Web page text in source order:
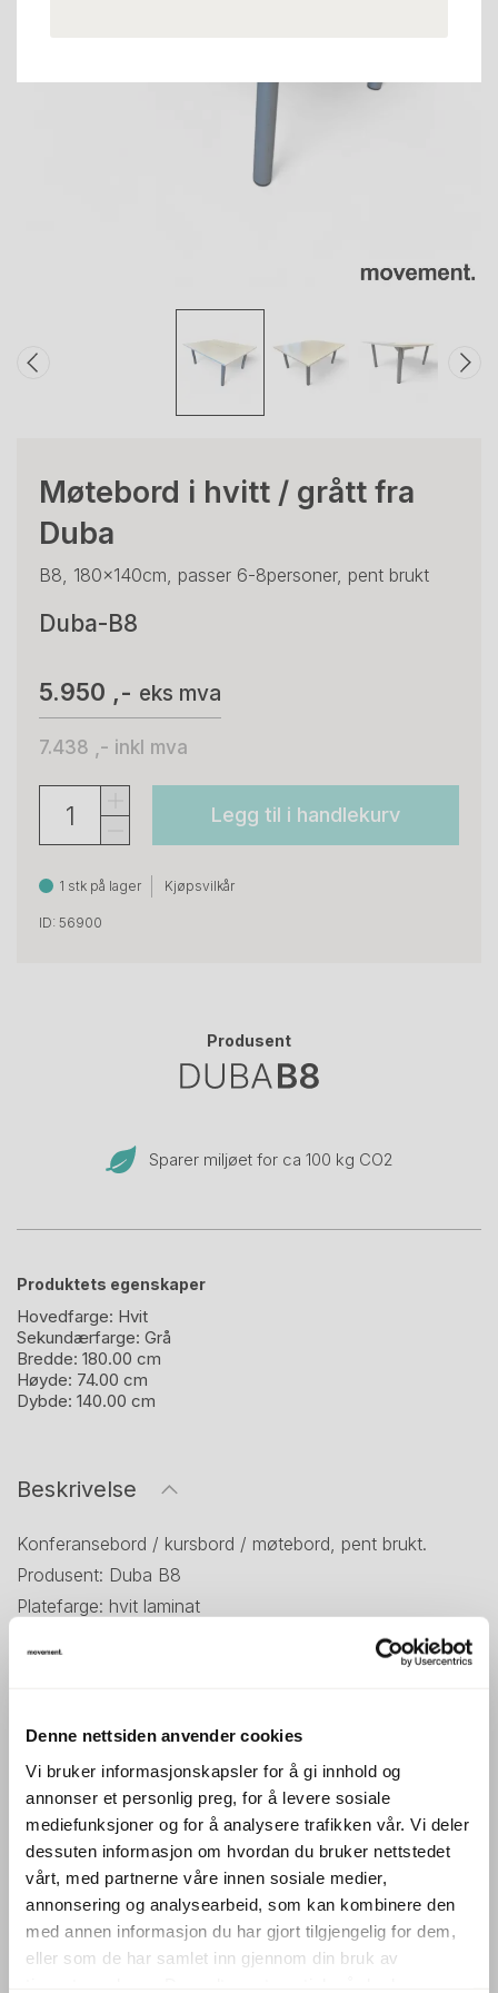
Denne nettsiden anvender cookies
Vi bruker informasjonskapsler for å gi innhold og
annonser et personlig preg, for å levere sosiale
mediefunksjoner og for å analysere trafikken vår. Vi deler
dessuten informasjon om hvordan du bruker nettstedet
vårt, med partnerne våre innen sosiale medier,
annonsering og analysearbeid, som kan kombinere den
med annen informasjon du har gjort tilgjengelig for dem,
eller som de har samlet inn gjennom din bruk av
Møtebord i hvitt / grått fra
Duba
B8, 180x140cm, passer 6-8personer, pent brukt
Duba-B8
5.950 ,- eks mva
7.438 ,- inkl mva
Legg til i handlekurv
1 stk på lager Kjøpsvilkår
ID: 56900
Produsent
Sparer miljøet for ca 100 kg CO2
Produktets egenskaper
Hovedfarge: Hvit
Sekundærfarge: Grå
Bredde: 180.00 cm
Høyde: 74.00 cm
Dybde: 140.00 cm
Beskrivelse
Konferansebord / kursbord / møtebord, pent brukt.
Produsent: Duba B8
Platefarge: hvit laminat
Platemål: 180x140cm
Høyde: 74cm
Prisen er pr bord..
Evt avbildede stoler selges separat, se andre annonser.
Husk at alle våre møtebord leveres demontert. Ta
kontakt med oss for tilbud / overslag, dersom du har
behov for hjelp til montering.